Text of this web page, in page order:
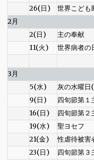
26(日)
世界こども
2月
2(日)
主の奉献
11(火)
世界病者の
3月
5(水)
灰の水曜日
9(日)
四旬節第１
16(日)
四旬節第２
19(水)
聖ヨセフ
21(金)
性虐待被害
23(日)
四旬節第３